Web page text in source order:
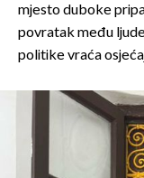
mjesto duboke
povratak među
politike vraća